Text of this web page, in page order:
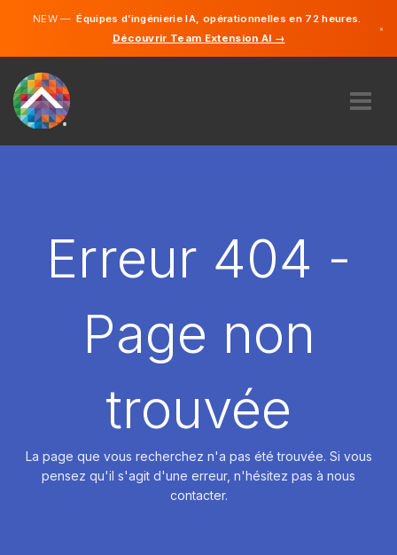
NEW —Équipes d’ingénierie IA, opérationnelles en 72 heures.
Découvrir Team Extension AI →
×
DÉMARRER
Erreur 404 -
Page non
trouvée
La page que vous recherchez n'a pas été trouvée. Si vous
pensez qu'il s'agit d'une erreur, n'hésitez pas à nous
contacter.